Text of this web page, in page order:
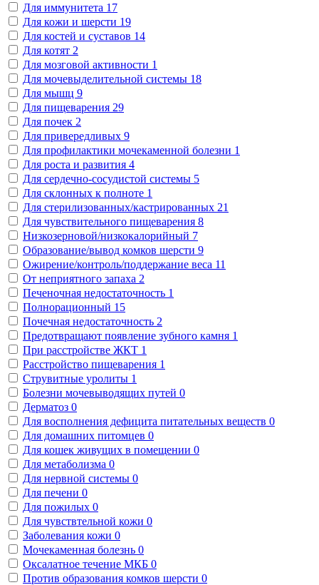
Для иммунитета 17
Для кожи и шерсти 19
Для костей и суставов 14
Для котят 2
Для мозговой активности 1
Для мочевыделительной системы 18
Для мышц 9
Для пищеварения 29
Для почек 2
Для привередливых 9
Для профилактики мочекаменной болезни 1
Для роста и развития 4
Для сердечно-сосудистой системы 5
Для склонных к полноте 1
Для стерилизованных/кастрированных 21
Для чувствительного пищеварения 8
Низкозерновой/низкокалорийный 7
Образование/вывод комков шерсти 9
Ожирение/контроль/поддержание веса 11
От неприятного запаха 2
Печеночная недостаточность 1
Полнорационный 15
Почечная недостаточность 2
Предотвращают появление зубного камня 1
При расстройстве ЖКТ 1
Расстройство пищеварения 1
Струвитные уролиты 1
Болезни мочевыводящих путей 0
Дерматоз 0
Для восполнения дефицита питательных веществ 0
Для домашних питомцев 0
Для кошек живущих в помещении 0
Для метаболизма 0
Для нервной системы 0
Для печени 0
Для пожилых 0
Для чувствтельной кожи 0
Заболевания кожи 0
Мочекаменная болезнь 0
Оксалатное течение МКБ 0
Против образования комков шерсти 0